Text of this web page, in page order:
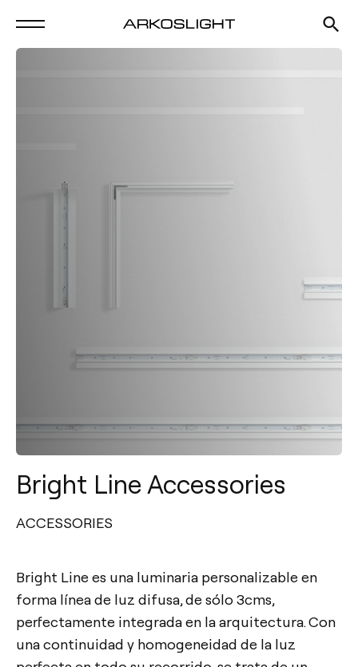
Bright Line Accessories
ACCESSORIES
Bright Line es una luminaria personalizable en
forma línea de luz difusa, de sólo 3cms,
perfectamente integrada en la arquitectura. Con
una continuidad y homogeneidad de la luz